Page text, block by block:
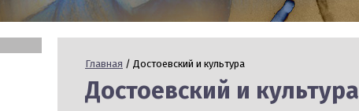
Главная / Достоевский и культура
Достоевский и культура